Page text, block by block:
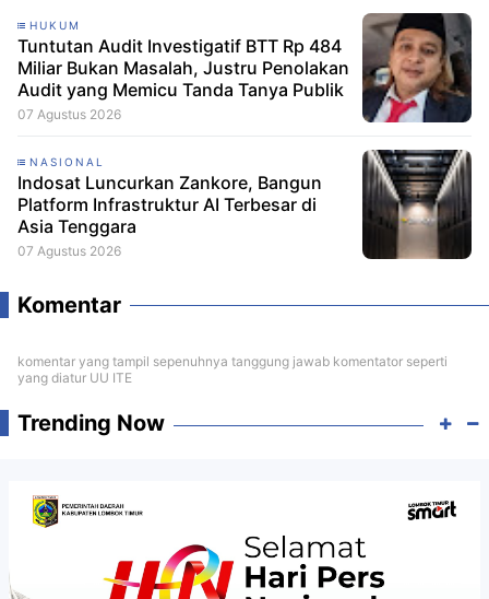
HUKUM
Tuntutan Audit Investigatif BTT Rp 484
Miliar Bukan Masalah, Justru Penolakan
Audit yang Memicu Tanda Tanya Publik
07 Agustus 2026
NASIONAL
Indosat Luncurkan Zankore, Bangun
Platform Infrastruktur AI Terbesar di
Asia Tenggara
07 Agustus 2026
Komentar
komentar yang tampil sepenuhnya tanggung jawab komentator seperti
yang diatur UU ITE
Trending Now